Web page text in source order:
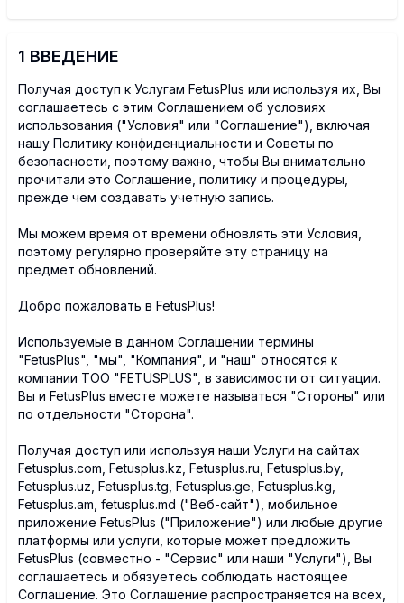
1 ВВЕДЕНИЕ
Получая доступ к Услугам FetusPlus или используя их, Вы
соглашаетесь с этим Соглашением об условиях
использования ("Условия" или "Соглашение"), включая
нашу Политику конфиденциальности и Советы по
безопасности, поэтому важно, чтобы Вы внимательно
прочитали это Соглашение, политику и процедуры,
прежде чем создавать учетную запись.
Мы можем время от времени обновлять эти Условия,
поэтому регулярно проверяйте эту страницу на
предмет обновлений.
Добро пожаловать в FetusPlus!
Используемые в данном Соглашении термины
"FetusPlus", "мы", "Компания", и "наш" относятся к
компании ТОО "FETUSPLUS", в зависимости от ситуации.
Вы и FetusPlus вместе можете называться "Стороны" или
по отдельности "Сторона".
Получая доступ или используя наши Услуги на сайтах
Fetusplus.com, Fetusplus.kz, Fetusplus.ru, Fetusplus.by,
Fetusplus.uz, Fetusplus.tg, Fetusplus.ge, Fetusplus.kg,
Fetusplus.am, fetusplus.md ("Веб-сайт"), мобильное
приложение FetusPlus ("Приложение") или любые другие
платформы или услуги, которые может предложить
FetusPlus (совместно - "Сервис" или наши "Услуги"), Вы
соглашаетесь и обязуетесь соблюдать настоящее
Соглашение. Это Соглашение распространяется на всех,